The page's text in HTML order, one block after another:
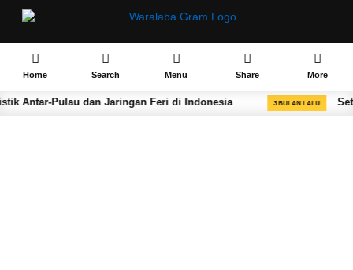
Home Search Menu Share More
dan Jaringan Feri di Indonesia 3 BULAN LALU Set Up a